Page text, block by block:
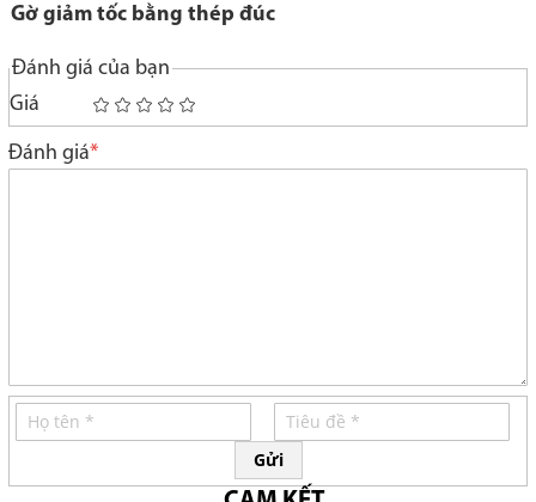
Gờ giảm tốc bằng thép đúc
Đánh giá của bạn
Giá
1
star
2
stars
3
stars
4
stars
5
stars
Đánh giá
Gửi